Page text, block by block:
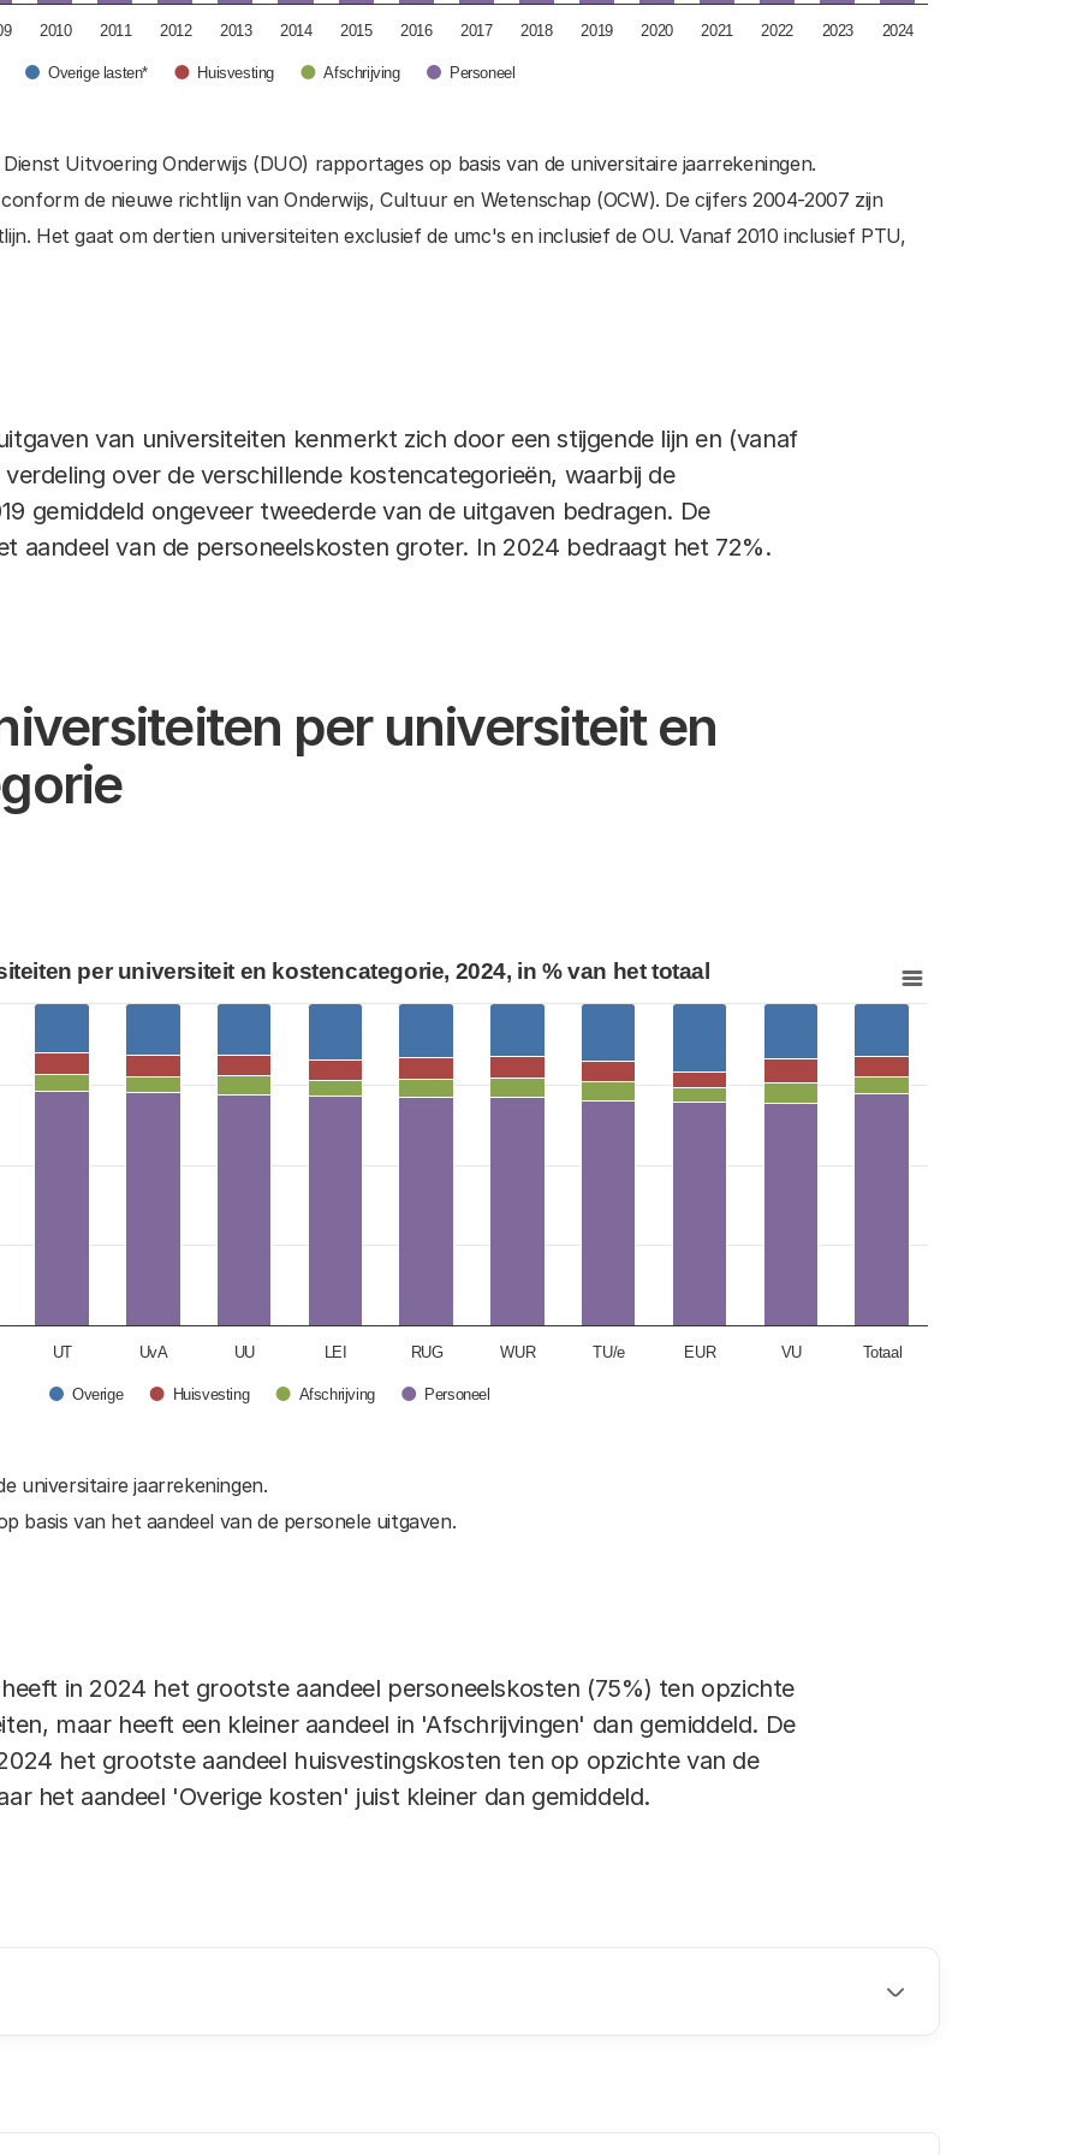
Overige lasten* Huisvesting Afschrijving Personeel
2010 2011 2012 2013 2014 2015 2016 2017 2018 2019 2020 2021 2022 2023 2024
Uitvoering Onderwijs (DUO) rapportages op basis van de universitaire jaarrekeningen.
de nieuwe richtlijn van Onderwijs, Cultuur en Wetenschap (OCW). De cijfers 2004-2007 zijn
Het gaat om dertien universiteiten exclusief de umc's en inclusief de OU. Vanaf 2010 inclusief PTU,
van universiteiten kenmerkt zich door een stijgende lijn en (vanaf
over de verschillende kostencategorieën, waarbij de
gemiddeld ongeveer tweederde van de uitgaven bedragen. De
aandeel van de personeelskosten groter. In 2024 bedraagt het 72%.
per universiteit en
en kostencategorie, 2024, in % van het totaal
Data ranges from 69.169169169169 to 100.
Uitgaven universiteiten per universiteit en kostencategorie, 2024, in % van het totaal
Overige Huisvesting Afschrijving Personeel
UT UvA UU LEI RUG WUR TU/e EUR VU Totaal
universitaire jaarrekeningen.
basis van het aandeel van de personele uitgaven.
in 2024 het grootste aandeel personeelskosten (75%) ten opzichte
maar heeft een kleiner aandeel in 'Afschrijvingen' dan gemiddeld. De
het grootste aandeel huisvestingskosten ten op opzichte van de
het aandeel 'Overige kosten' juist kleiner dan gemiddeld.